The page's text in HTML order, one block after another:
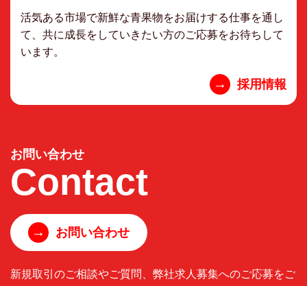
活気ある市場で新鮮な青果物をお届けする仕事を通し
て、共に成長をしていきたい方のご応募をお待ちして
います。
→ 採用情報
お問い合わせ
Contact
→ お問い合わせ
新規取引のご相談やご質問、弊社求人募集へのご応募をご